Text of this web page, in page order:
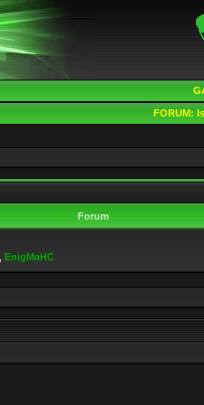
FORUM:
Forum
EnigMaHC